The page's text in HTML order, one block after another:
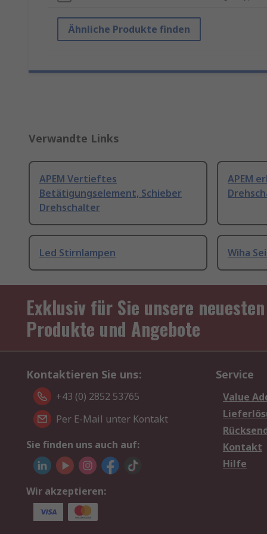
Ähnliche Produkte finden
Verwandte Links
APEM Vertieftes
Betätigungselement, Schieber
Drehschalter
APEM
Led Stirnlampen Wiha
Exklusiv für Sie unsere neuesten
Produkte und Angebote
Kontaktieren Sie uns:
+43 (0) 2852 53765
Per E-Mail unter Kontakt
Sie finden uns auch auf:
Wir akzeptieren:
Service
Value
Kontakt
Hilfe